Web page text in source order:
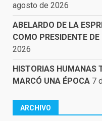
agosto de 2026
ABELARDO DE LA
COMO PRESIDENTE
2026
HISTORIAS HUMANAS
MARCÓ UNA ÉPOCA 7
ARCHIVO